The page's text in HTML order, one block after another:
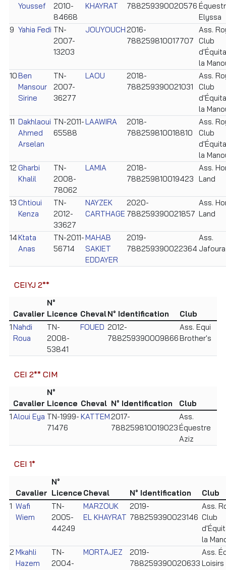
Youssef
2010-
84668
KHAYRAT
788259390020576
Elyssa
9 Yahia Fedi TN-
2007-
13203
JOUYOUCH 2016-
788259810017707
Ass.
Club
la
10Ben
Mansour
Sirine
TN-
2007-
36277
LAOU
2018-
788259390021031
Ass.
Club
la
11 Dakhlaoui
Ahmed
Arselan
TN-2011-
65588
LAAWIRA
2018-
788259810018810
Ass.
Club
la
12 Gharbi
Khalil
TN-
2008-
78062
LAMIA
2018-
788259810019423
Ass.
Land
13 Chtioui
Kenza
TN-
2012-
33627
NAYZEK
CARTHAGE
2020-
788259390021857
Ass.
Land
14Ktata
Anas
TN-2011-
56714
MAHAB
SAKIET
EDDAYER
2019-
788259390022364
Ass.
Jafoura
CEIYJ 2**
Cavalier
N°
Licence ChevalN° Identification
Club
1Nahdi
Roua
TN-
2008-
53841
FOUED 2012-
788259390009866
Ass. Equi
Brother's
CEI 2** CIM
Cavalier
N°
Licence Cheval N° Identification
Club
1Aloui Eya TN-1999-
71476
KATTEM 2017-
788259810019023
Ass.
Équestre
Aziz
CEI 1*
Cavalier
N°
Licence Cheval N° Identification
Club
1 Wafi
Wiem
TN-
2005-
44249
MARZOUK
EL KHAYRAT
2019-
788259390023146
Ass.
Club
la
2 Mkahli
Hazem
TN-
2004-
MORTAJEZ
2019-
788259390020633
Ass.
Loisirs